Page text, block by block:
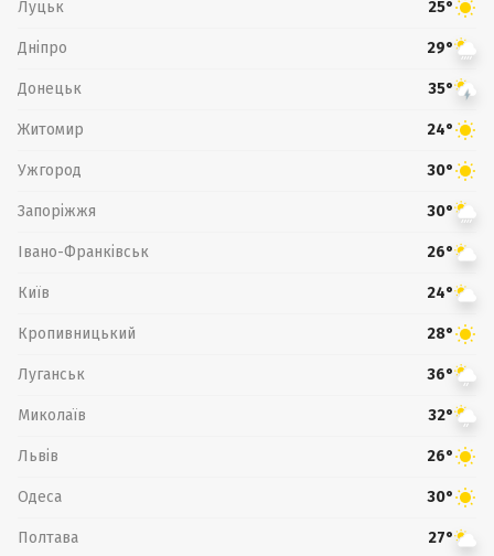
Луцьк 25°
Дніпро 29°
Донецьк 35°
Житомир 24°
Ужгород 30°
Запоріжжя 30°
Івано-Франківськ 26°
Київ 24°
Кропивницький 28°
Луганськ 36°
Миколаїв 32°
Львів 26°
Одеса 30°
Полтава 27°